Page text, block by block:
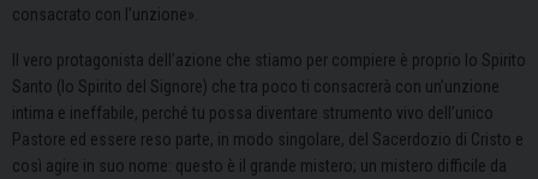
consacrato con l’unzione».
Il vero protagonista dell’azione che stiamo per compiere è proprio lo Spirito
Santo (lo Spirito del Signore) che tra poco ti consacrerà con un’unzione
intima e ineffabile, perché tu possa diventare strumento vivo dell’unico
Pastore ed essere reso parte, in modo singolare, del Sacerdozio di Cristo e
così agire in suo nome: questo è il grande mistero; un mistero difficile da